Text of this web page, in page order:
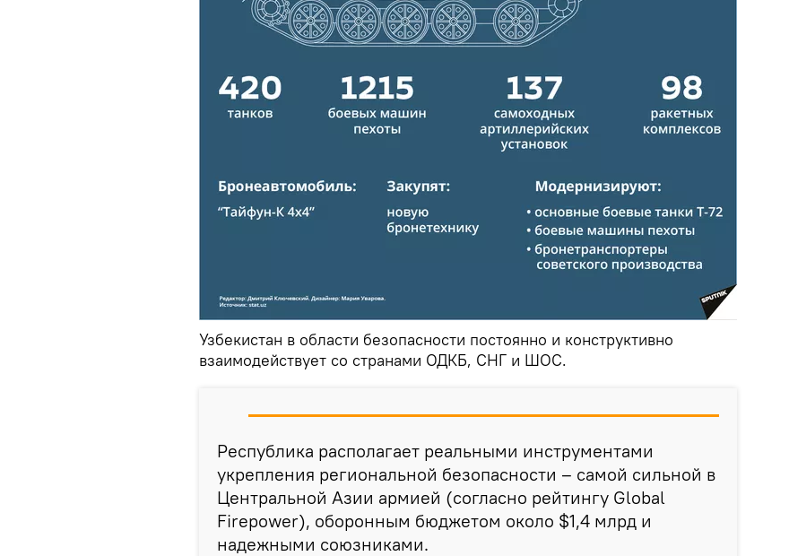
Узбекистан в области безопасности постоянно и конструктивно
взаимодействует со странами ОДКБ, СНГ и ШОС.
Республика располагает реальными инструментами
укрепления региональной безопасности – самой сильной в
Центральной Азии армией (согласно рейтингу Global
Firepower), оборонным бюджетом около $1,4 млрд и
надежными союзниками.